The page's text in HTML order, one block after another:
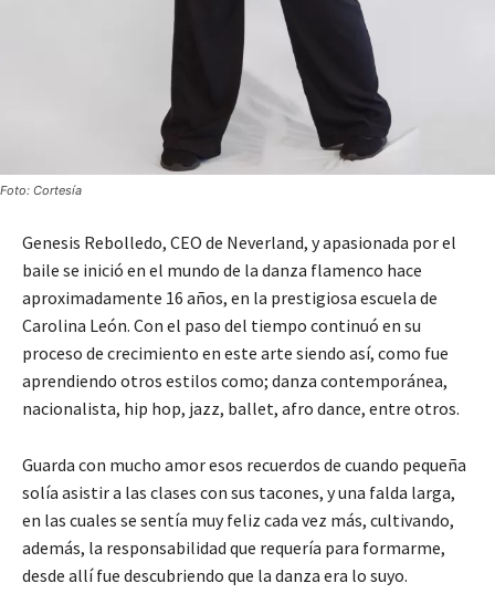
Foto: Cortesía
Genesis Rebolledo, CEO de Neverland, y apasionada por el
baile se inició en el mundo de la danza flamenco hace
aproximadamente 16 años, en la prestigiosa escuela de
Carolina León. Con el paso del tiempo continuó en su
proceso de crecimiento en este arte siendo así, como fue
aprendiendo otros estilos como; danza contemporánea,
nacionalista, hip hop, jazz, ballet, afro dance, entre otros.
Guarda con mucho amor esos recuerdos de cuando pequeña
solía asistir a las clases con sus tacones, y una falda larga,
en las cuales se sentía muy feliz cada vez más, cultivando,
además, la responsabilidad que requería para formarme,
desde allí fue descubriendo que la danza era lo suyo.